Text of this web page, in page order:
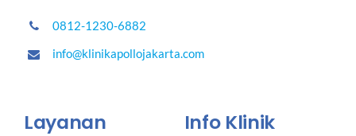
0812-1230-6882
info@klinikapollojakarta.com
Layanan Info Klinik